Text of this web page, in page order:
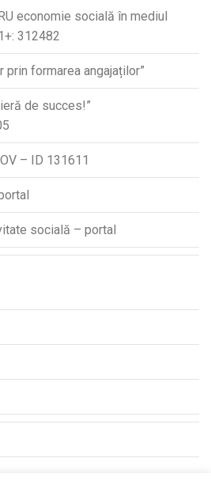
economie socială în mediul
312482
formarea angajaților”
de succes!”
– ID 131611
socială – portal